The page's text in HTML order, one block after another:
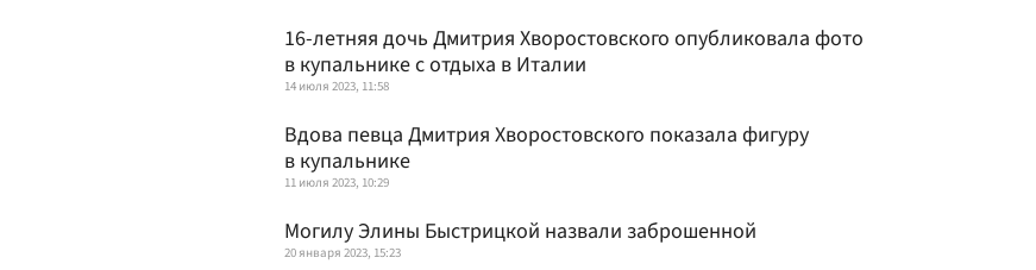
16-летняя дочь Дмитрия Хворостовского опубликовала фото
в купальнике с отдыха в Италии
14 июля 2023, 11:58
Вдова певца Дмитрия Хворостовского показала фигуру
в купальнике
11 июля 2023, 10:29
Могилу Элины Быстрицкой назвали заброшенной
20 января 2023, 15:23